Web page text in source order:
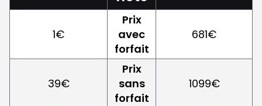
1€
Prix
avec
forfait
681€
39€
Prix
sans
forfait
1099€